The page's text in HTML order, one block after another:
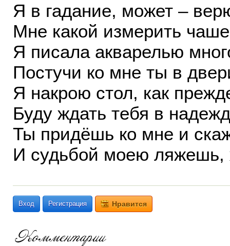
Я в гадание, может –
Мне какой измерить
Я писала акварелью
Постучи ко мне ты в
Я накрою стол, как
Буду ждать тебя в
Ты придёшь ко мне и
И судьбой моею ляжешь,
Вход Регистрация Нравится